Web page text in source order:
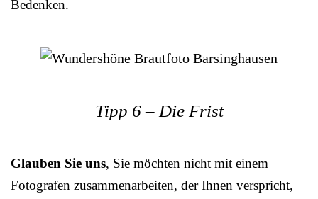
Bedenken.
Tipp 6 – Die Frist
Glauben Sie uns, Sie möchten nicht mit einem
Fotografen zusammenarbeiten, der Ihnen verspricht,